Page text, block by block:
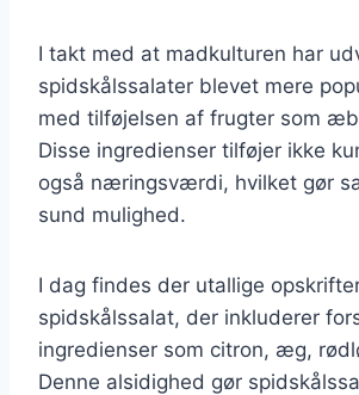
I takt med at madkulturen har
spidskålssalater blevet mere
med tilføjelsen af frugter som
Disse ingredienser tilføjer ikke
også næringsværdi, hvilket gør
sund mulighed.
I dag findes der utallige
spidskålssalat, der inkluderer
ingredienser som citron, æg,
Denne alsidighed gør